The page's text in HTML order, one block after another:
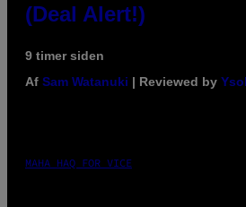
(Deal Alert!)
9 timer siden
Af Sam Watanuki | Reviewed by
MAHA HAQ FOR VICE